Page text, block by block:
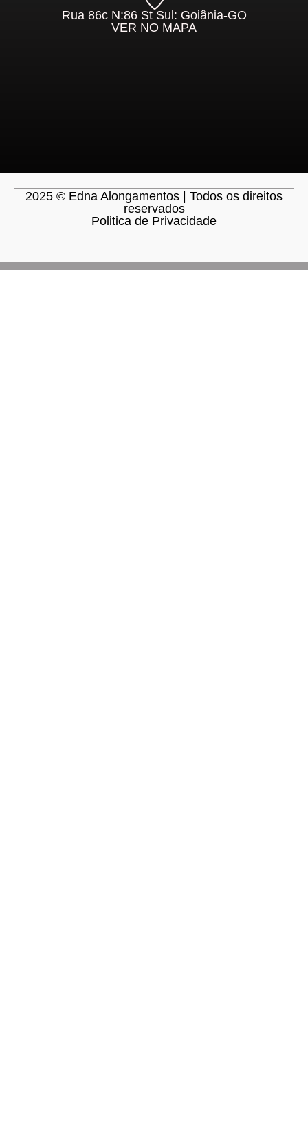
Rua 86c N:86 St Sul: Goiânia-GO
VER NO MAPA
2025 © Edna Alongamentos | Todos os direitos
reservados
Politica de Privacidade